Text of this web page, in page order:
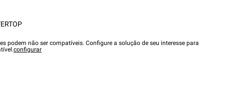
podem não ser compatíveis. Configure a solução de seu interesse para
configurar